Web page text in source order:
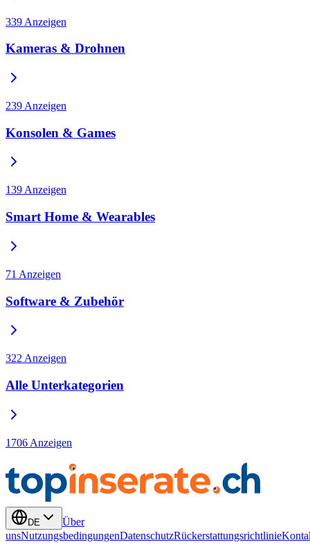
339 Anzeigen
Kameras & Drohnen
239 Anzeigen
Konsolen & Games
139Anzeigen
Smart Home & Wearables
71 Anzeigen
Software & Zubehör
322 Anzeigen
Alle Unterkategorien
1706 Anzeigen
DE
Über
unsNutzungsbedingungenDatenschutzRückerstattungsrichtlinie